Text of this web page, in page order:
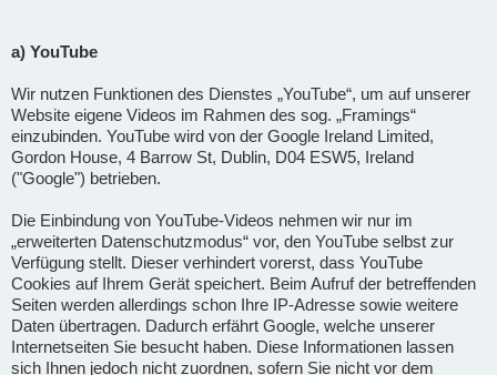
a) YouTube
Wir nutzen Funktionen des Dienstes „YouTube“, um auf unserer
Website eigene Videos im Rahmen des sog. „Framings“
einzubinden. YouTube wird von der Google Ireland Limited,
Gordon House, 4 Barrow St, Dublin, D04 ESW5, Ireland
("Google") betrieben.
Die Einbindung von YouTube-Videos nehmen wir nur im
„erweiterten Datenschutzmodus“ vor, den YouTube selbst zur
Verfügung stellt. Dieser verhindert vorerst, dass YouTube
Cookies auf Ihrem Gerät speichert. Beim Aufruf der betreffenden
Seiten werden allerdings schon Ihre IP-Adresse sowie weitere
Daten übertragen. Dadurch erfährt Google, welche unserer
Internetseiten Sie besucht haben. Diese Informationen lassen
sich Ihnen jedoch nicht zuordnen, sofern Sie nicht vor dem